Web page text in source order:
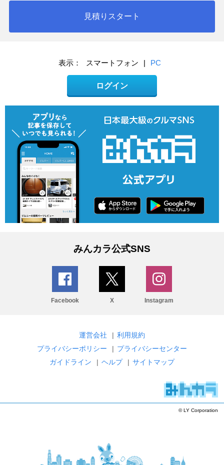
見積りスタート
表示： スマートフォン | PC
ログイン
みんカラ公式SNS
Facebook X Instagram
運営会社 | 利用規約
プライバシーポリシー
| プライバシーセンター
ガイドライン
| ヘルプ | サイトマップ
© LY Corporation